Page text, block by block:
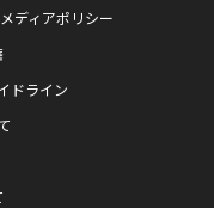
ディアポリシー
ドライン